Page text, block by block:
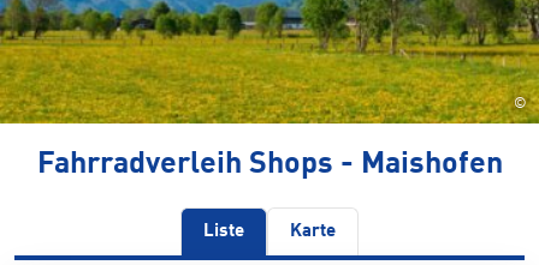
©
Fahrradverleih Shops - Maishofen
Liste Karte